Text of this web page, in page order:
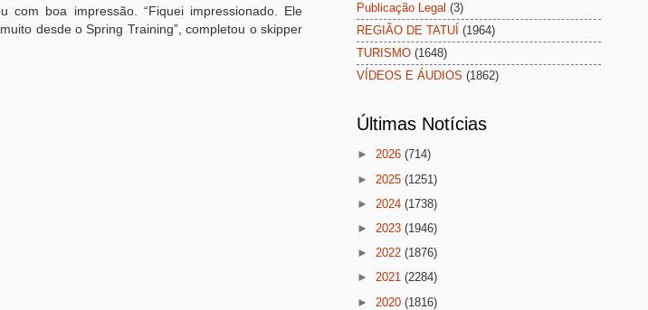
boa impressão. “Fiquei impressionado. Ele
desde o Spring Training”, completou o skipper
Publicação Legal (3)
REGIÃO DE TATUÍ (1964)
TURISMO (1648)
VÍDEOS E ÁUDIOS (1862)
Últimas Notícias
► 2026 (714)
► 2025 (1251)
► 2024 (1738)
► 2023 (1946)
► 2022 (1876)
► 2021 (2284)
► 2020 (1816)